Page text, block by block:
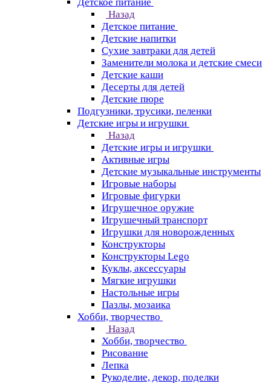
Назад
Детское питание
Детские напитки
Сухие завтраки для детей
Заменители молока и детские смеси
Детские каши
Десерты для детей
Детские пюре
Подгузники, трусики, пеленки
Детские игры и игрушки
Назад
Детские игры и игрушки
Активные игры
Детские музыкальные инструменты
Игровые наборы
Игровые фигурки
Игрушечное оружие
Игрушечный транспорт
Игрушки для новорожденных
Конструкторы
Конструкторы Lego
Куклы, аксессуары
Мягкие игрушки
Настольные игры
Пазлы, мозаика
Хобби, творчество
Назад
Хобби, творчество
Рисование
Лепка
Рукоделие, декор, поделки